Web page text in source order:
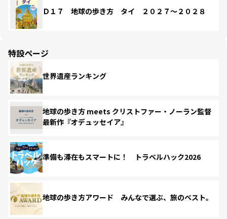
Ｄ１７ 地球の歩き方 タイ ２０２７～２０２８
特設ページ
世界遺産ランキング
地球の歩き方 meets クリストファー・ノーラン監督
最新作『オデュッセイア』
準備も滞在もスマートに！ トラベルハック2026
地球の歩き方アワード みんなで選ぶ、旅のベスト。